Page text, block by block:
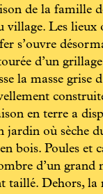
de la famille
village. Les lieux
s’ouvre
d’un
la masse grise
en terre a
jardin où sèche
bois. Poules et
d’un grand
taillé. Dehors, la